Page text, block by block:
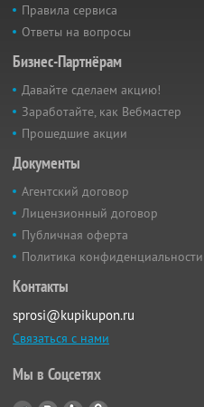
Правила сервиса
Ответы на вопросы
Бизнес-Партнёрам
Давайте сделаем акцию!
Заработайте, как Вебмастер
Прошедшие акции
Документы
Агентский договор
Лицензионный договор
Публичная оферта
Политика конфиденциальности
Контакты
sprosi@kupikupon.ru
Связаться с нами
Мы в Соцсетях